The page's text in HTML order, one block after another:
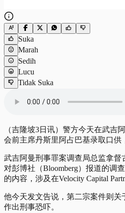
Suka
Marah
Sedih
Lucu
Tidak Suka
（吉隆坡3日讯）警方今天在武吉
会前主席丹斯里阿占巴基录取口供
武吉阿曼刑事罪案调查局总监拿
对彭博社（Bloomberg）报道的调
的内容，涉及在Velocity Capital
他今天发文告说，第二宗案件则
作出刑事恐吓。